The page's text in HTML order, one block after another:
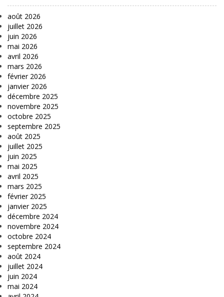
août 2026
juillet 2026
juin 2026
mai 2026
avril 2026
mars 2026
février 2026
janvier 2026
décembre 2025
novembre 2025
octobre 2025
septembre 2025
août 2025
juillet 2025
juin 2025
mai 2025
avril 2025
mars 2025
février 2025
janvier 2025
décembre 2024
novembre 2024
octobre 2024
septembre 2024
août 2024
juillet 2024
juin 2024
mai 2024